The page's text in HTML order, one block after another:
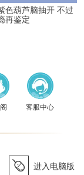
色葫芦脑抽开 不过
再鉴定
客服中心
򰀄 进入电脑版